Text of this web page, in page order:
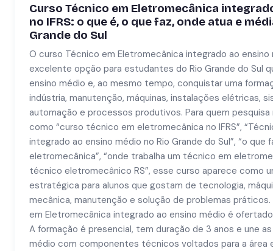
Curso Técnico em Eletromecânica
no IFRS: o que é, o que faz, onde atua e
Grande do Sul
O curso Técnico em Eletromecânica integrado ao ensino
excelente opção para estudantes do Rio Grande do Sul
ensino médio e, ao mesmo tempo, conquistar uma
indústria, manutenção, máquinas, instalações elétricas,
automação e processos produtivos. Para quem
como “curso técnico em eletromecânica no IFRS”,
integrado ao ensino médio no Rio Grande do Sul”, “o
eletromecânica”, “onde trabalha um técnico em
técnico eletromecânico RS”, esse curso aparece como
estratégica para alunos que gostam de tecnologia,
mecânica, manutenção e solução de problemas práticos.
em Eletromecânica integrado ao ensino médio é ofertado
A formação é presencial, tem duração de 3 anos e une
médio com componentes técnicos voltados para a área